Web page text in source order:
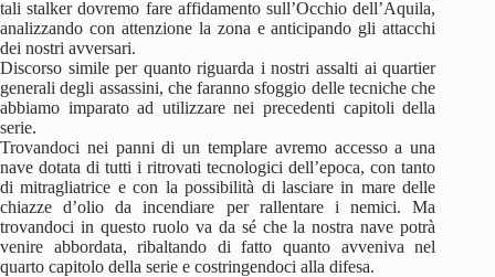
tali stalker dovremo fare affidamento sull’Occhio dell’Aquila,
analizzando con attenzione la zona e anticipando gli attacchi
dei nostri avversari.
Discorso simile per quanto riguarda i nostri assalti ai quartier
generali degli assassini, che faranno sfoggio delle tecniche che
abbiamo imparato ad utilizzare nei precedenti capitoli della
serie.
Trovandoci nei panni di un templare avremo accesso a una
nave dotata di tutti i ritrovati tecnologici dell’epoca, con tanto
di mitragliatrice e con la possibilità di lasciare in mare delle
chiazze d’olio da incendiare per rallentare i nemici. Ma
trovandoci in questo ruolo va da sé che la nostra nave potrà
venire abbordata, ribaltando di fatto quanto avveniva nel
quarto capitolo della serie e costringendoci alla difesa.